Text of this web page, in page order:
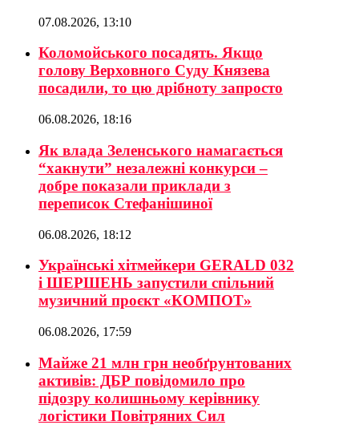
07.08.2026, 13:10
Коломойського посадять. Якщо
голову Верховного Суду Князева
посадили, то цю дрібноту запросто
06.08.2026, 18:16
Як влада Зеленського намагається
“хакнути” незалежні конкурси –
добре показали приклади з
переписок Стефанішиної
06.08.2026, 18:12
Українські хітмейкери GERALD 032
і ШЕРШЕНЬ запустили спільний
музичний проєкт «КОМПОТ»
06.08.2026, 17:59
Майже 21 млн грн необґрунтованих
активів: ДБР повідомило про
підозру колишньому керівнику
логістики Повітряних Сил